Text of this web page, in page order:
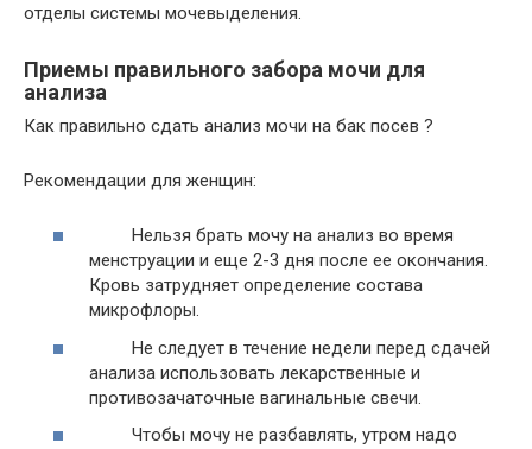
отделы системы мочевыделения.
Приемы правильного забора мочи для
анализа
Как правильно сдать анализ мочи на бак посев ?
Рекомендации для женщин:
Нельзя брать мочу на анализ во время
менструации и еще 2-3 дня после ее окончания.
Кровь затрудняет определение состава
микрофлоры.
Не следует в течение недели перед сдачей
анализа использовать лекарственные и
противозачаточные вагинальные свечи.
Чтобы мочу не разбавлять, утром надо